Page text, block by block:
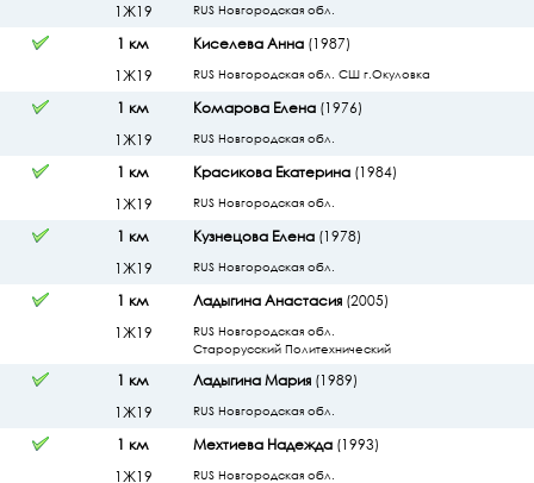
1Ж19
RUS Новгородская обл.
1 км
1Ж19
Киселева Анна(1987)
RUS Новгородская обл. СШ г.Окуловка
1 км
1Ж19
Комарова Елена(1976)
RUS Новгородская обл.
1 км
1Ж19
Красикова Екатерина(1984)
RUS Новгородская обл.
1 км
1Ж19
Кузнецова Елена(1978)
RUS Новгородская обл.
1 км
1Ж19
Ладыгина Анастасия(2005)
RUS Новгородская обл.
Старорусский Политехнический
1 км
1Ж19
Ладыгина Мария(1989)
RUS Новгородская обл.
1 км
1Ж19
Мехтиева Надежда(1993)
RUS Новгородская обл.